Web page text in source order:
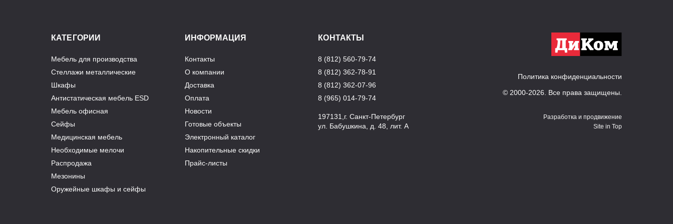
КАТЕГОРИИ
Мебель для производства
Стеллажи металлические
Шкафы
Антистатическая мебель ESD
Мебель офисная
Сейфы
Медицинская мебель
Необходимые мелочи
Распродажа
Мезонины
Оружейные шкафы и сейфы
ИНФОРМАЦИЯ
Контакты
О компании
Доставка
Оплата
Новости
Готовые объекты
Электронный каталог
Накопительные скидки
Прайс-листы
КОНТАКТЫ
8 (812) 560-79-74
8 (812) 362-78-91
8 (812) 362-07-96
8 (965) 014-79-74
197131,г. Санкт-Петербург
ул. Бабушкина, д. 48, лит. А
Политика конфиденциальности
© 2000-2026. Все права защищены.
Разработка и продвижение
Site in Top